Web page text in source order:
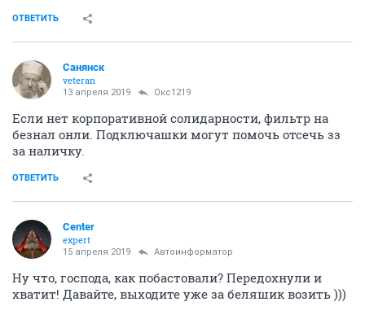
ОТВЕТИТЬ
Санянск
veteran
13 апреля 2019 Окс1219
Если нет корпоративной солидарности, фильтр на
безнал онли. Подключашки могут помочь отсечь зз
за наличку.
ОТВЕТИТЬ
Center
expert
15 апреля 2019 Автоинформатор
Ну что, господа, как побастовали? Передохнули и
хватит! Давайте, выходите уже за беляшик возить )))